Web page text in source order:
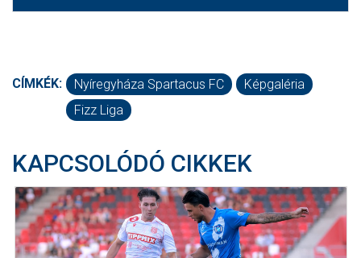
CÍMKÉK: Nyíregyháza Spartacus FC
Képgaléria
Fizz Liga
KAPCSOLÓDÓ CIKKEK